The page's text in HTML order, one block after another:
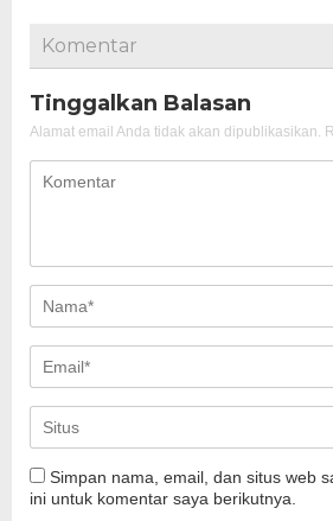
Komentar
Tinggalkan Balasan
Alamat email Anda tidak akan dipublikasikan.
Simpan nama, email, dan situs web
ini untuk komentar saya berikutnya.